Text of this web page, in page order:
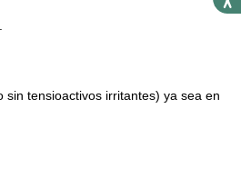
tensioactivos irritantes) ya sea en